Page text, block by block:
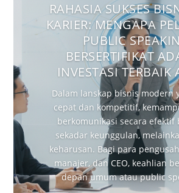
RAHASIA SUKSES
KARIER: MENGAPA
PUBLIC
BERSERTIFIKAT
INVESTASI TERBAIK
Dalam lanskap bisnis modern
cepat dan kompetitif,
berkomunikasi secara efektif
sekadar keunggulan,
keharusan. Bagi para
manajer, dan CEO, keahlian
depan umum atau public